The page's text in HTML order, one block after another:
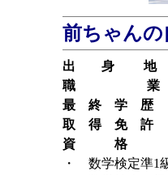
前ちゃんの
出 身 地
職 業
最 終 学 歴
取 得 免 許
資 格
・ 数学検定準1